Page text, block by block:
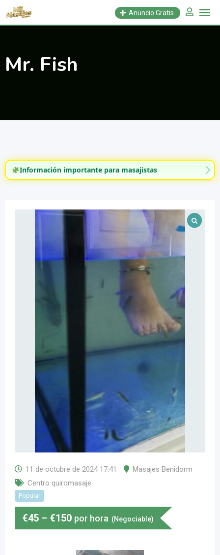
Saltar
Anuncio Gratis
Mr. Fish
Información importante para masajistas
11 de octubre de 2024 17:41
Masajes Benidorm
Centro quiromasaje
Popular
€45 – €150 por hora (Negociable)